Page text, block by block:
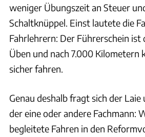
weniger Übungszeit an Steuer
Schaltknüppel. Einst lautete die
Fahrlehrern: Der Führerschein ist
Üben und nach 7.000 Kilometern
sicher fahren.
Genau deshalb fragt sich der
der eine oder andere Fachmann:
begleitete Fahren in den